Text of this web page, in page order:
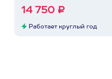
14 750 ₽
Работает круглый год